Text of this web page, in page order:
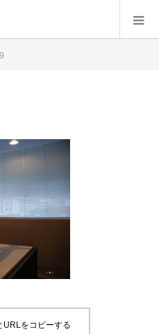
URLをコピーする